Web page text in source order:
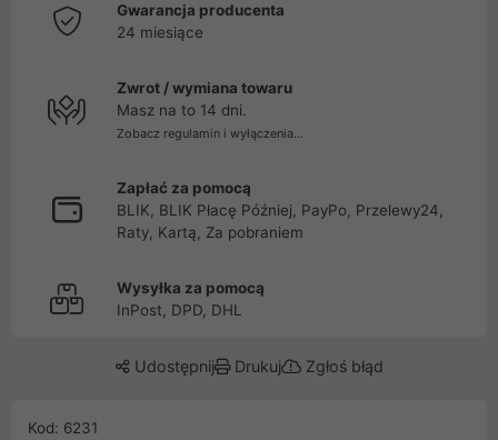
Gwarancja producenta
24 miesiące
Zwrot / wymiana towaru
Masz na to 14 dni.
Zobacz regulamin i wyłączenia...
Zapłać za pomocą
BLIK, BLIK Płacę Później, PayPo, Przelewy24,
Raty, Kartą, Za pobraniem
Wysyłka za pomocą
InPost, DPD, DHL
Udostępnij Drukuj Zgłoś błąd
Kod: 6231